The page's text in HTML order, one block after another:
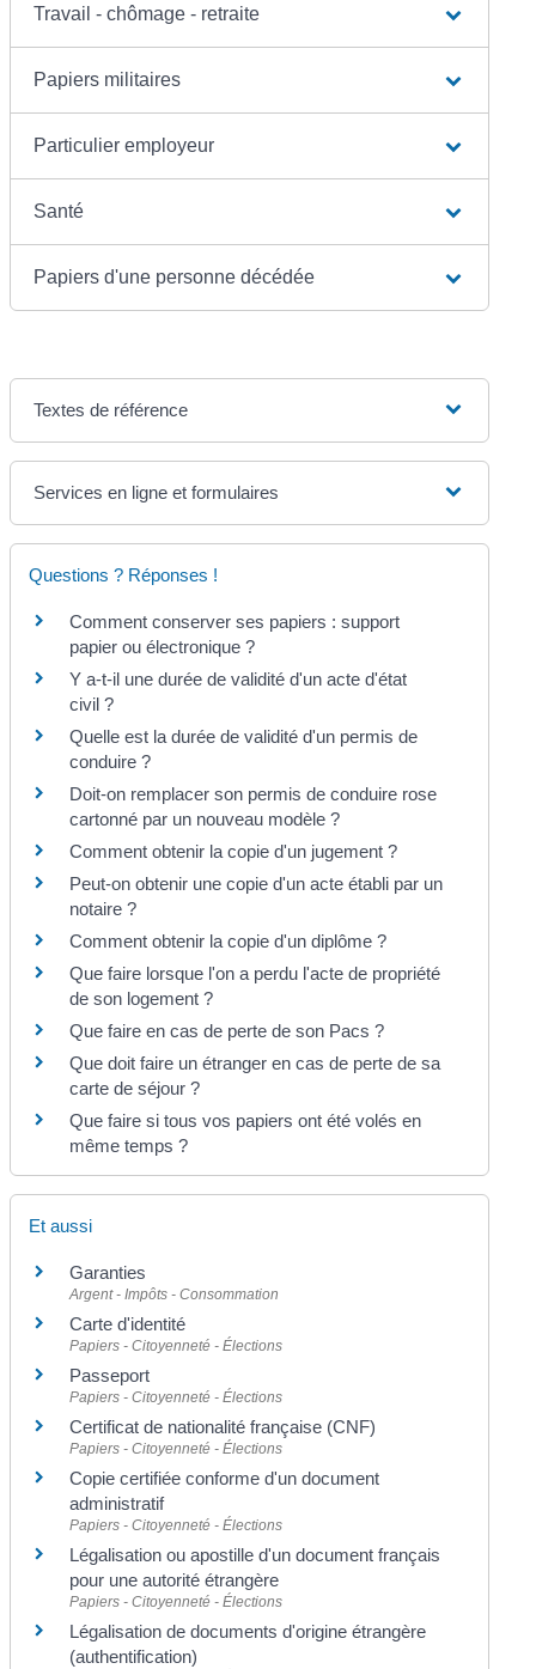
Travail - chômage - retraite
Papiers militaires
Particulier employeur
Santé
Papiers d'une personne décédée
Textes de référence
Services en ligne et formulaires
Questions ? Réponses !
Comment conserver ses papiers : support
papier ou électronique ?
Y a-t-il une durée de validité d'un acte d'état
civil ?
Quelle est la durée de validité d'un permis de
conduire ?
Doit-on remplacer son permis de conduire rose
cartonné par un nouveau modèle ?
Comment obtenir la copie d'un jugement ?
Peut-on obtenir une copie d'un acte établi par un
notaire ?
Comment obtenir la copie d'un diplôme ?
Que faire lorsque l'on a perdu l'acte de propriété
de son logement ?
Que faire en cas de perte de son Pacs ?
Que doit faire un étranger en cas de perte de sa
carte de séjour ?
Que faire si tous vos papiers ont été volés en
même temps ?
Et aussi
Garanties
Argent - Impôts - Consommation
Carte d'identité
Papiers - Citoyenneté - Élections
Passeport
Papiers - Citoyenneté - Élections
Certificat de nationalité française (CNF)
Papiers - Citoyenneté - Élections
Copie certifiée conforme d'un document
administratif
Papiers - Citoyenneté - Élections
Légalisation ou apostille d'un document français
pour une autorité étrangère
Papiers - Citoyenneté - Élections
Légalisation de documents d'origine étrangère
(authentification)